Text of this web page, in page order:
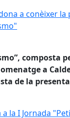
a conèixer
a conèixer
composta
a
de la
la I Jornada
la I Jornada